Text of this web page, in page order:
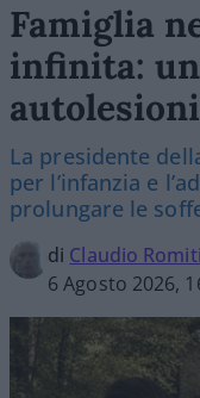
Famiglia
infinita:
La presidente
per l’infanzia e
prolungare le
di Claudio Romiti
6 Agosto 2026,